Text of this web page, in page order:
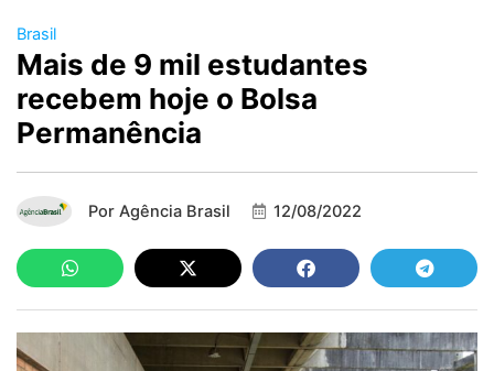
Brasil
Mais de 9 mil estudantes
recebem hoje o Bolsa
Permanência
Por Agência Brasil 12/08/2022